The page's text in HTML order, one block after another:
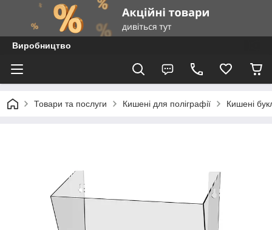
Виробництво
Товари та послуги Кишені для поліграфії Кишені